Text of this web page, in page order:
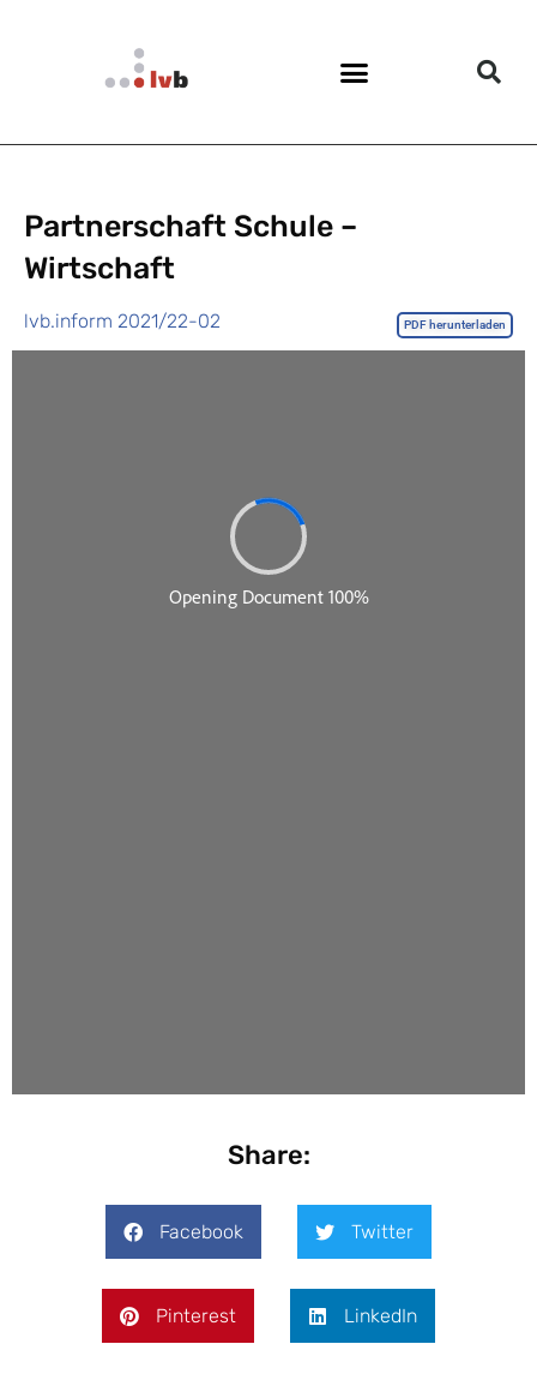
Partnerschaft Schule –
Wirtschaft
lvb.inform 2021/22-02 PDF herunterladen
Share:
Facebook Twitter
Pinterest LinkedIn